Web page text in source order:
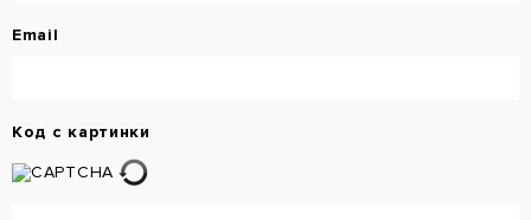
Email
Код с картинки